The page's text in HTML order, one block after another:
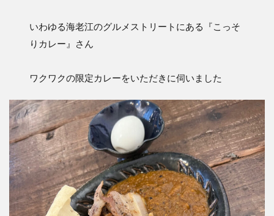
いわゆる海老江のグルメストリートにある『こっそ
りカレー』さん
ワクワクの限定カレーをいただきに伺いました